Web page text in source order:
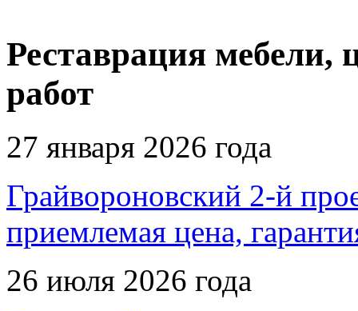
Реставрация мебели,
работ
27 января 2026 года
Грайвороновский 2-й
приемлемая цена,
26 июля 2026 года